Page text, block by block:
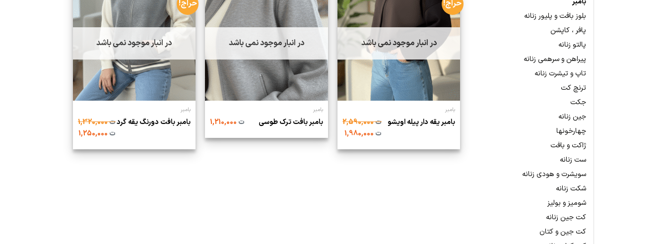
بلوز بافت و پلیور زنانه
پافر ، کاپشن
پالتو زنانه
پیراهن و سرهمی زنانه
تاپ و تیشرت زنانه
ترنچ کت
جکت
جین زنانه
چهارخونها
ژاکت و بافت
ست زنانه
سویشرت و هودی زنانه
شکت زنانه
شومیز و بولیز
کت جین زنانه
کت جین و کتان
حراج!
در انبار موجود نمی باشد
بامبر
بامبر یقه دار پیله اویشو ت2,590,000
ت
در انبار موجود نمی باشد
بامبر
بامبر بافت ترک طوسی ت
حراج!
در انبار موجود نمی باشد
بامبر
بامبر بافت دورنگ یقه گردت1,320,000
ت